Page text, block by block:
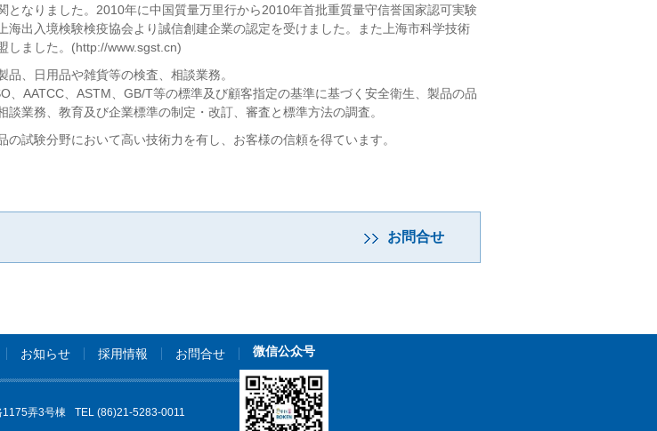
となりました。2010年に中国質量万里行から2010年首批重質量守信誉国家認可実験
海出入境検験検疫協会より誠信創建企業の認定を受けました。また上海市科学技術
しました。(http://www.sgst.cn)
品、日用品や雑貨等の検査、相談業務。
、AATCC、ASTM、GB/T等の標準及び顧客指定の基準に基づく安全衛生、製品の品
談業務、教育及び企業標準の制定・改訂、審査と標準方法の調査。
の試験分野において高い技術力を有し、お客様の信頼を得ています。
お問合せ
お知らせ 採用情報 お問合せ
弄3号棟 TEL (86)21-5283-0011
微信公众号